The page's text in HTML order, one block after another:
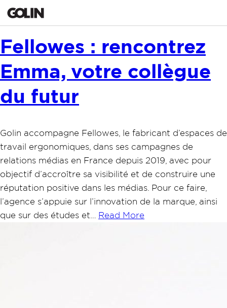
Fellowes : rencontrez
Emma, votre collègue
du futur
Golin accompagne Fellowes, le fabricant d’espaces de
travail ergonomiques, dans ses campagnes de
relations médias en France depuis 2019, avec pour
objectif d’accroître sa visibilité et de construire une
réputation positive dans les médias. Pour ce faire,
l’agence s’appuie sur l’innovation de la marque, ainsi
que sur des études et…
Read More